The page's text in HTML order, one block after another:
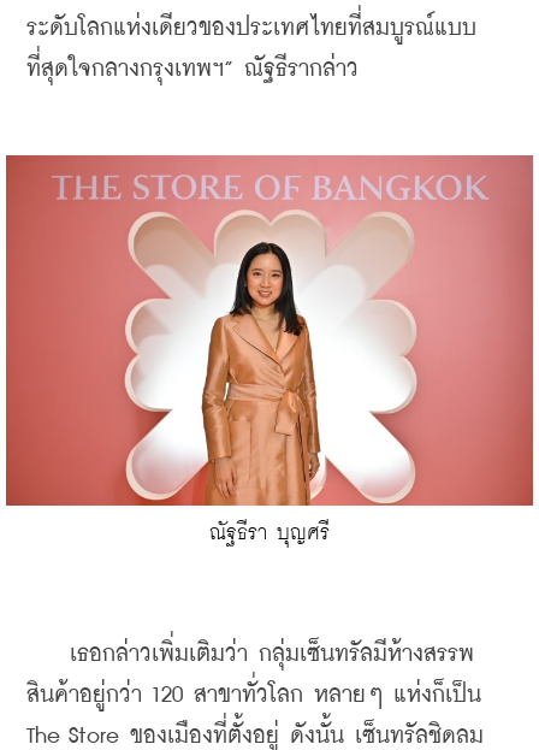
ระดับโลกแห่งเดียวของประเทศไทยที่สมบูรณ์แบบ
ที่สุดใจกลางกรุงเทพฯ” ณัฐธีรากล่าว
ณัฐธีรา บุญศรี
เธอกล่าวเพิ่มเติมว่า กลุ่มเซ็นทรัลมีห้างสรรพ
สินค้าอยู่กว่า 120 สาขาทั่วโลก หลายๆ แห่งก็เป็น
The Store ของเมืองที่ตั้งอยู่ ดังนั้น เซ็นทรัลชิดลม